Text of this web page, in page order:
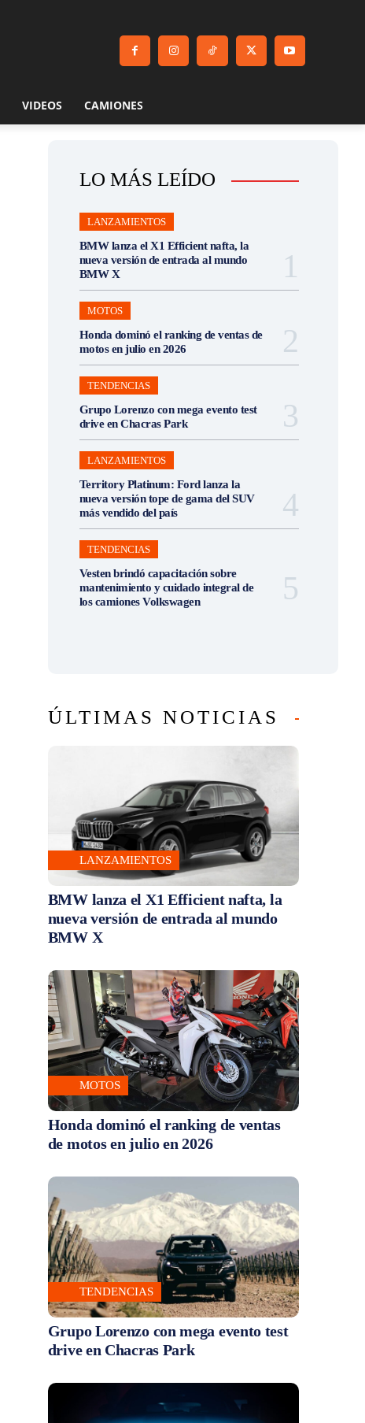
VIDEOS CAMIONES
LO MÁS LEÍDO
LANZAMIENTOS
BMW lanza el X1 Efficient nafta, la
nueva versión de entrada al mundo
BMW X
MOTOS
Honda dominó el ranking de ventas de
motos en julio en 2026
TENDENCIAS
Grupo Lorenzo con mega evento test
drive en Chacras Park
LANZAMIENTOS
Territory Platinum: Ford lanza la
nueva versión tope de gama del SUV
más vendido del país
TENDENCIAS
Vesten brindó capacitación sobre
mantenimiento y cuidado integral de
los camiones Volkswagen
ÚLTIMAS NOTICIAS
LANZAMIENTOS
BMW lanza el X1 Efficient nafta, la
nueva versión de entrada al mundo
BMW X
MOTOS
Honda dominó el ranking de ventas
de motos en julio en 2026
TENDENCIAS
Grupo Lorenzo con mega evento test
drive en Chacras Park